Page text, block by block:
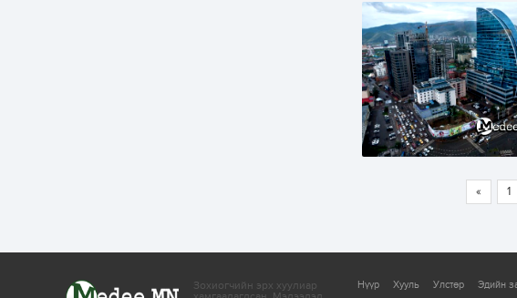
« 1
Зохиогчийн эрх хуулиар
Нүүр Хууль Улстөр Эдийн